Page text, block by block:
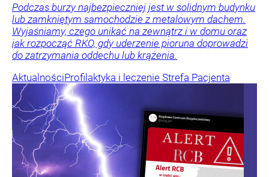
Podczas burzy najbezpieczniej jest w solidnym budynku
lub zamkniętym samochodzie z metalowym dachem.
Wyjaśniamy, czego unikać na zewnątrz i w domu oraz
jak rozpocząć RKO, gdy uderzenie pioruna doprowadzi
do zatrzymania oddechu lub krążenia.
AktualnościProfilaktyka i leczenie Strefa Pacjenta